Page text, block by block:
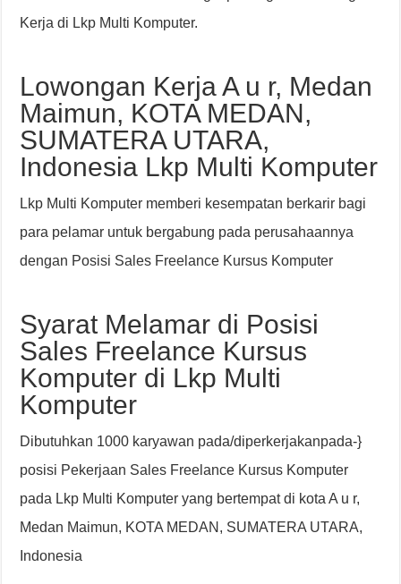
Kerja di Lkp Multi Komputer.
Lowongan Kerja A u r, Medan
Maimun, KOTA MEDAN,
SUMATERA UTARA,
Indonesia Lkp Multi Komputer
Lkp Multi Komputer memberi kesempatan berkarir bagi
para pelamar untuk bergabung pada perusahaannya
dengan Posisi Sales Freelance Kursus Komputer
Syarat Melamar di Posisi
Sales Freelance Kursus
Komputer di Lkp Multi
Komputer
Dibutuhkan 1000 karyawan pada/diperkerjakanpada-}
posisi Pekerjaan Sales Freelance Kursus Komputer
pada Lkp Multi Komputer yang bertempat di kota A u r,
Medan Maimun, KOTA MEDAN, SUMATERA UTARA,
Indonesia